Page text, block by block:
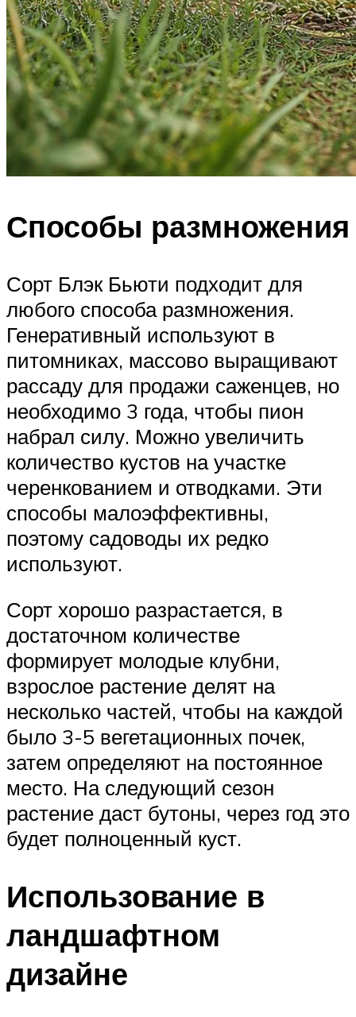
Способы размножения
Сорт Блэк Бьюти подходит для
любого способа размножения.
Генеративный используют в
питомниках, массово выращивают
рассаду для продажи саженцев, но
необходимо 3 года, чтобы пион
набрал силу. Можно увеличить
количество кустов на участке
черенкованием и отводками. Эти
способы малоэффективны,
поэтому садоводы их редко
используют.
Сорт хорошо разрастается, в
достаточном количестве
формирует молодые клубни,
взрослое растение делят на
несколько частей, чтобы на каждой
было 3-5 вегетационных почек,
затем определяют на постоянное
место. На следующий сезон
растение даст бутоны, через год это
будет полноценный куст.
Использование в
ландшафтном
дизайне